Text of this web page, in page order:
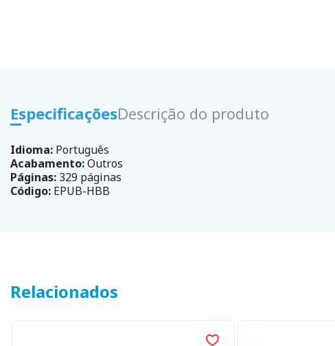
EspecificaçõesDescrição do produto
Idioma: Português
Acabamento:Outros
Páginas: 329 páginas
Código: EPUB-HBB
Relacionados